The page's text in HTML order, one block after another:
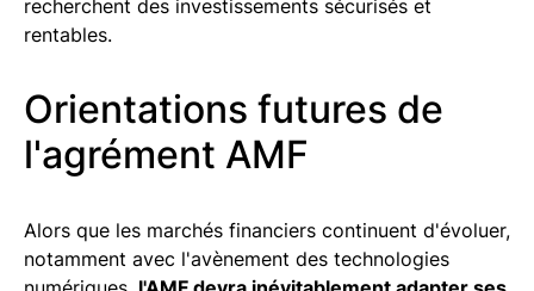
recherchent des investissements sécurisés et
rentables.
Orientations futures de
l'agrément AMF
Alors que les marchés financiers continuent d'évoluer,
notamment avec l'avènement des technologies